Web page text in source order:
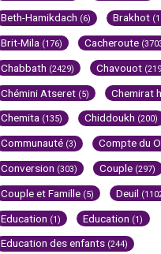
Beth-Hamikdach (6) Brakhot
Brit-Mila (176) Cacheroute
Chabbath (2429) Chavouot
Chémini Atseret (5) Chemirat
Chemita (135) Chiddoukh (200)
Communauté (3) Compte du
Conversion (303) Couple (297)
Couple et Famille (5) Deuil
Education (1) Education (1)
Education des enfants (244)